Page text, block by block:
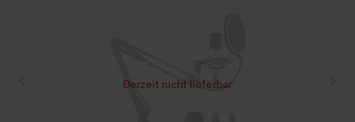
Derzeit nicht lieferbar